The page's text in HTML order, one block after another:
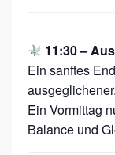
11:30 –
Ein sanftes
ausgeglichener.
Ein Vormittag
Balance und